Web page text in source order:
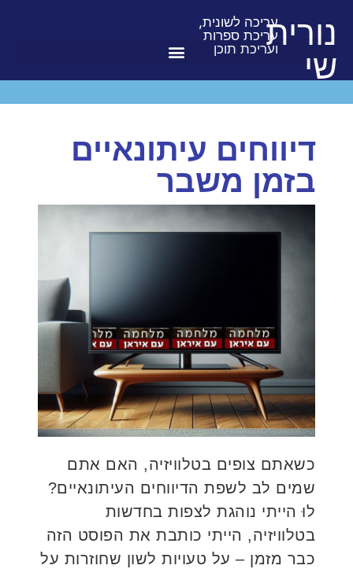
נורית
שי
עריכה לשונית,
עריכת ספרות
ועריכת תוכן
דיווחים עיתונאיים
בזמן משבר
כשאתם צופים בטלוויזיה, האם אתם
שמים לב לשפת הדיווחים העיתונאיים?
לוּ הייתי נוהגת לצפות בחדשות
בטלוויזיה, הייתי כותבת את הפוסט הזה
כבר מזמן – על טעויות לשון שחוזרות על